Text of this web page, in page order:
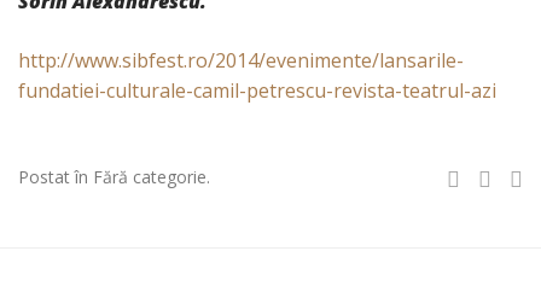
http://www.sibfest.ro/2014/evenimente/lansarile-
fundatiei-culturale-camil-petrescu-revista-teatrul-azi
Postat în Fără categorie.